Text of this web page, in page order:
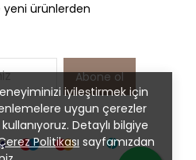
iyileştirmek için
uygun çerezler
Detaylı bilgiye
Politikası sayfamızdan
ürünlerden
Abone ol